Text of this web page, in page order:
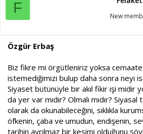
b
a
ş
a
t
n
r
h
i
F
New
Özgür Erbaş
Biz fikre mi örgütleniriz yoksa
istemediğimizi bulup daha sonra neyi
Siyaset bütünüyle bir akıl fikir işi midir
da yer var mıdır? Olmalı mıdır?
olarak da okunabileceğini, sıklıkla
öfkenin, çaba ve umudun, endişenin,
tarihin ayrılmaz bir kesimi olduğunu